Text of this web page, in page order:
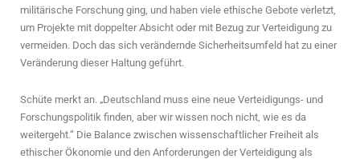
militärische Forschung ging, und haben viele ethische Gebote verletzt,
um Projekte mit doppelter Absicht oder mit Bezug zur Verteidigung zu
vermeiden. Doch das sich verändernde Sicherheitsumfeld hat zu einer
Veränderung dieser Haltung geführt.
Schüte merkt an. „Deutschland muss eine neue Verteidigungs- und
Forschungspolitik finden, aber wir wissen noch nicht, wie es da
weitergeht.“ Die Balance zwischen wissenschaftlicher Freiheit als
ethischer Ökonomie und den Anforderungen der Verteidigung als